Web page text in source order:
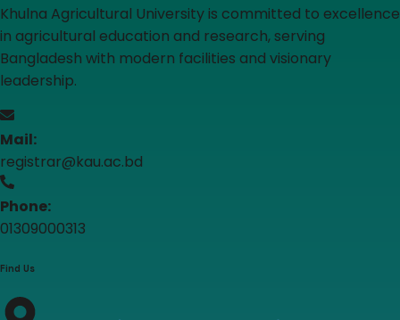
Khulna Agricultural University is committed to excellence
in agricultural education and research, serving
Bangladesh with modern facilities and visionary
leadership.
Mail:
registrar@kau.ac.bd
Phone:
01309000313
Find Us